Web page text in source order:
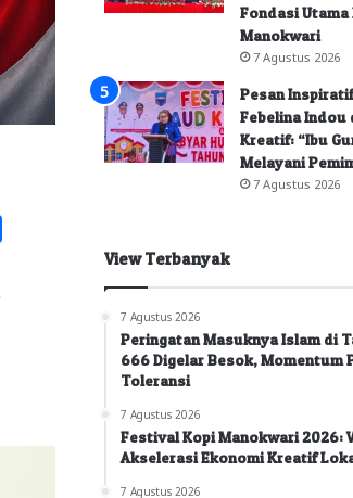
Fondasi Utama
Manokwari
7 Agustus 2026
Pesan Inspiratif
Febelina Indou
Kreatif: “Ibu
Melayani
7 Agustus 2026
View Terbanyak
7 Agustus 2026
Peringatan Masuknya Islam di
666 Digelar Besok, Momentum
Toleransi
7 Agustus 2026
Festival Kopi Manokwari 2026:
Akselerasi Ekonomi Kreatif
7 Agustus 2026